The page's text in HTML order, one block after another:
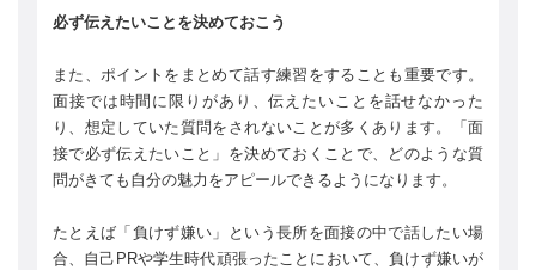
必ず伝えたいことを決めておこう
また、ポイントをまとめて話す練習をすることも重要です。
面接では時間に限りがあり、伝えたいことを話せなかった
り、想定していた質問をされないことが多くあります。「面
接で必ず伝えたいこと」を決めておくことで、どのような質
問がきても自分の魅力をアピールできるようになります。
たとえば「負けず嫌い」という長所を面接の中で話したい場
合、自己PRや学生時代頑張ったことにおいて、負けず嫌いが